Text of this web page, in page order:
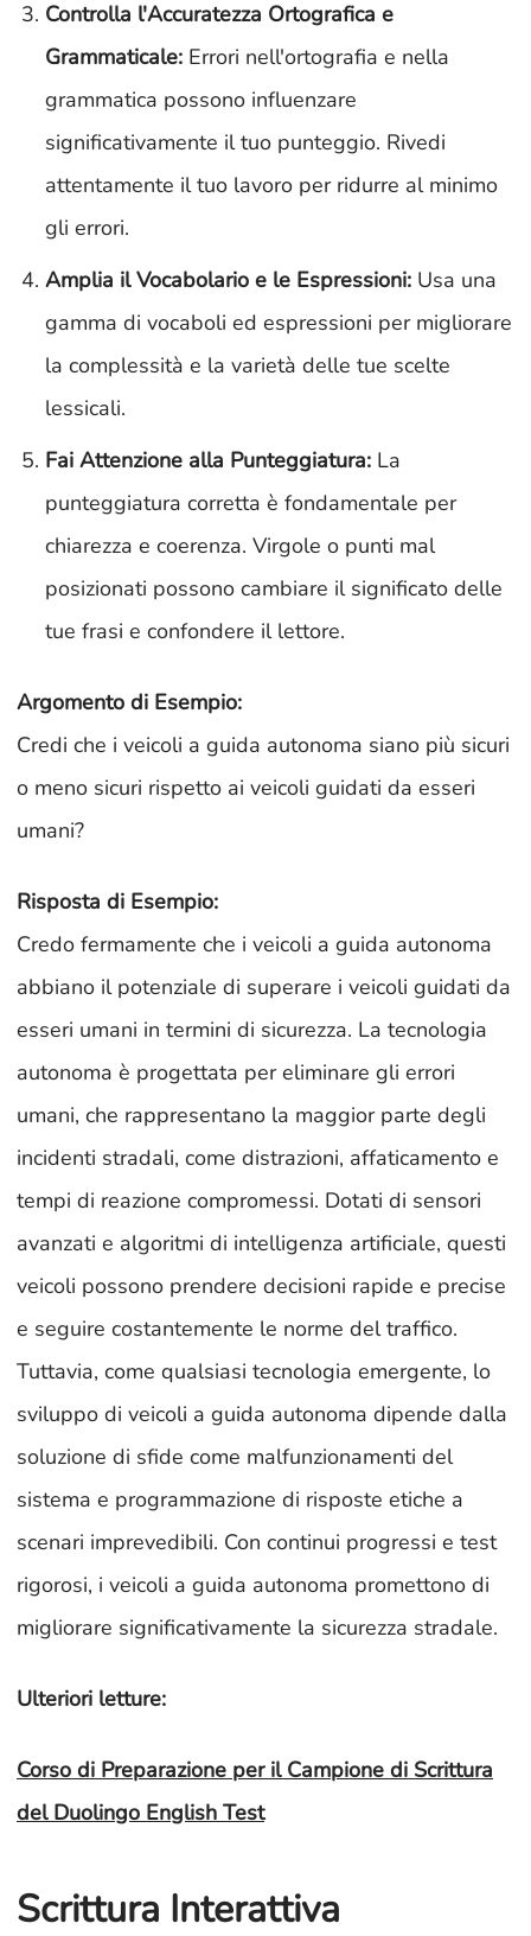
Controlla l'Accuratezza Ortografica e
Grammaticale: Errori nell'ortografia e nella
grammatica possono influenzare
significativamente il tuo punteggio. Rivedi
attentamente il tuo lavoro per ridurre al minimo
gli errori.
Amplia il Vocabolario e le Espressioni: Usa una
gamma di vocaboli ed espressioni per migliorare
la complessità e la varietà delle tue scelte
lessicali.
Fai Attenzione alla Punteggiatura: La
punteggiatura corretta è fondamentale per
chiarezza e coerenza. Virgole o punti mal
posizionati possono cambiare il significato delle
tue frasi e confondere il lettore.
Argomento di Esempio:
Credi che i veicoli a guida autonoma siano più sicuri
o meno sicuri rispetto ai veicoli guidati da esseri
umani?
Risposta di Esempio:
Credo fermamente che i veicoli a guida autonoma
abbiano il potenziale di superare i veicoli guidati da
esseri umani in termini di sicurezza. La tecnologia
autonoma è progettata per eliminare gli errori
umani, che rappresentano la maggior parte degli
incidenti stradali, come distrazioni, affaticamento e
tempi di reazione compromessi. Dotati di sensori
avanzati e algoritmi di intelligenza artificiale, questi
veicoli possono prendere decisioni rapide e precise
e seguire costantemente le norme del traffico.
Tuttavia, come qualsiasi tecnologia emergente, lo
sviluppo di veicoli a guida autonoma dipende dalla
soluzione di sfide come malfunzionamenti del
sistema e programmazione di risposte etiche a
scenari imprevedibili. Con continui progressi e test
rigorosi, i veicoli a guida autonoma promettono di
migliorare significativamente la sicurezza stradale.
Ulteriori letture:
Corso di Preparazione per il Campione di Scrittura
del Duolingo English Test
Scrittura Interattiva